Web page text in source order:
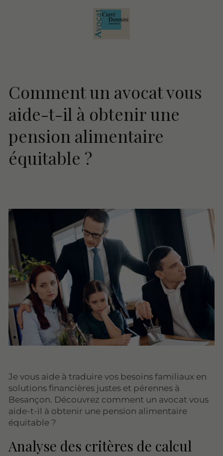
Comment un avocat vous
aide-t-il à obtenir une
pension alimentaire
équitable ?
Je vous aide à traduire vos besoins familiaux en
solutions financières justes et pérennes à
Besançon. Découvrez comment un avocat vous
aide-t-il à obtenir une pension alimentaire
équitable ?
Analyse des critères de calcul